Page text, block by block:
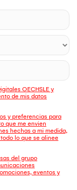
OECHSLE y
de mis datos
y preferencias para
que me envien
hechas a mi medida,
lo que se alinee
del grupo
eventos y